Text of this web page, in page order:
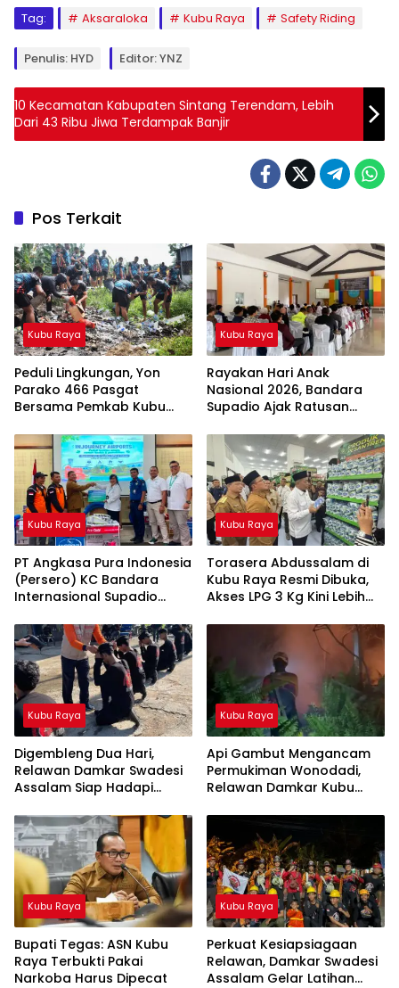
Tag: Aksaraloka Kubu Raya Safety Riding
Penulis: HYD Editor: YNZ
10 Kecamatan Kabupaten Sintang Terendam, Lebih
Dari 43 Ribu Jiwa Terdampak Banjir
Pos Terkait
Kubu Raya
Peduli Lingkungan, Yon
Parako 466 Pasgat
Bersama Pemkab Kubu
Action
Kubu Raya
Rayakan Hari Anak
Nasional 2026, Bandara
Supadio Ajak Ratusan
Penerbangan dan
Keselamatan Bandara
Kubu Raya
PT Angkasa Pura Indonesia
(Persero) KC Bandara
Internasional Supadio
Kebakaran melalui
Penyerahan Bantuan
Sarana bagi Masyarakat
Peduli Api
Kubu Raya
Torasera Abdussalam di
Kubu Raya Resmi Dibuka,
Akses LPG 3 Kg Kini Lebih
Kubu Raya
Digembleng Dua Hari,
Relawan Damkar Swadesi
Assalam Siap Hadapi
Kubu Raya
Api Gambut Mengancam
Permukiman Wonodadi,
Relawan Damkar Kubu
Malam
Kubu Raya
Bupati Tegas: ASN Kubu
Raya Terbukti Pakai
Narkoba Harus Dipecat
Kubu Raya
Perkuat Kesiapsiagaan
Relawan, Damkar Swadesi
Assalam Gelar Latihan